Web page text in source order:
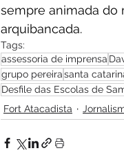
sempre animada do
arquibancada.
Tags:
assessoria de imprensa
grupo pereirasanta
Desfile das Escolas de
Fort Atacadista